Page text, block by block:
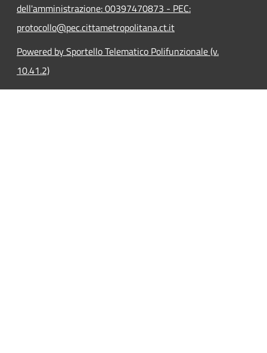
dell'amministrazione: 00397470873 - PEC:
protocollo@pec.cittametropolitana.ct.it
Powered by Sportello Telematico Polifunzionale (v.
10.41.2)